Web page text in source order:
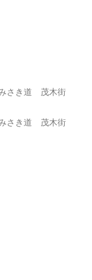
さき道 茂木街
さき道 茂木街